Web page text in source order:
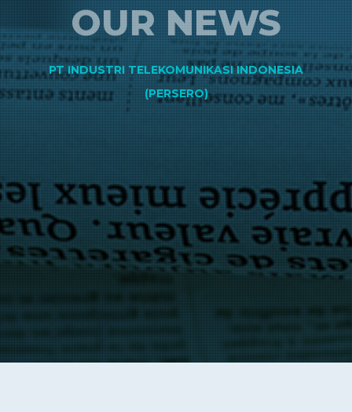
OUR NEWS
PT INDUSTRI TELEKOMUNIKASI INDONESIA
(PERSERO)